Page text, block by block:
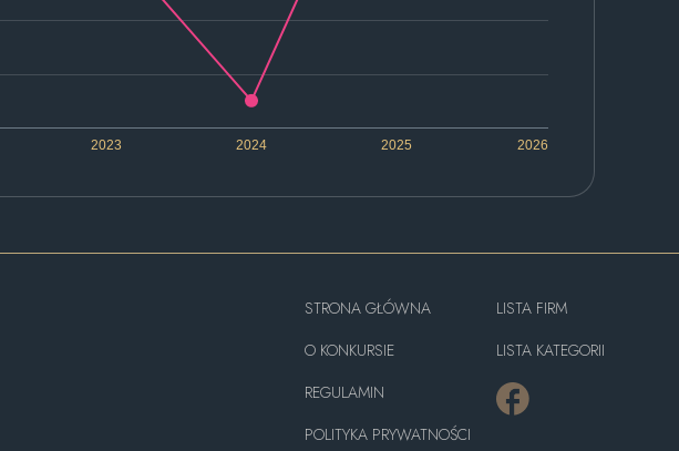
2023 2024 2025 2026
STRONA GŁÓWNA
O KONKURSIE
REGULAMIN
POLITYKA PRYWATNOŚCI
LISTA FIRM
LISTA KATEGORII